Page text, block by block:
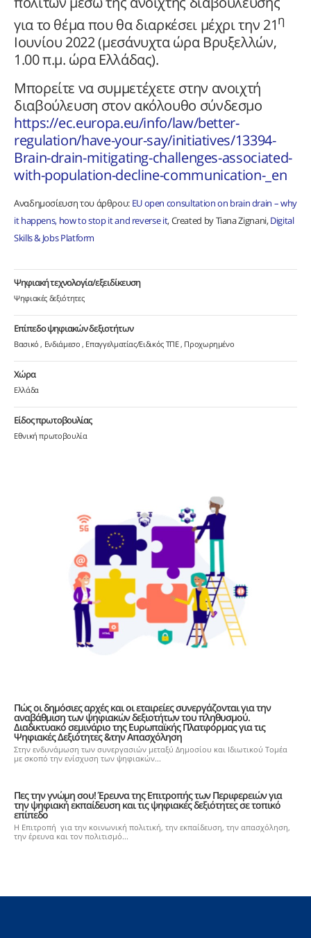
για το θέμα που θα διαρκέσει μέχρι την 21η
Ιουνίου 2022 (μεσάνυχτα ώρα Βρυξελλών,
1.00 π.μ. ώρα Ελλάδας).
Μπορείτε να συμμετέχετε στην ανοιχτή
διαβούλευση στον ακόλουθο σύνδεσμο
https://ec.europa.eu/info/law/better-
regulation/have-your-say/initiatives/13394-
Brain-drain-mitigating-challenges-associated-
with-population-decline-communication-_en
Αναδημοσίευση του άρθρου: EU open consultation on brain drain – why
it happens, how to stop it and reverse it, Created by Tiana Zignani,Digital
Skills & Jobs Platform
Ψηφιακή τεχνολογία/εξειδίκευση
Ψηφιακές δεξιότητες
Επίπεδο ψηφιακών δεξιοτήτων
Βασικό Ενδιάμεσο Επαγγελματίας/Ειδικός ΤΠΕ Προχωρημένο
Χώρα
Ελλάδα
Είδος πρωτοβουλίας
Εθνική πρωτοβουλία
Πώς οι δημόσιες αρχές και οι εταιρείες συνεργάζονται για την
αναβάθμιση των ψηφιακών δεξιοτήτων του πληθυσμού.
Διαδικτυακό σεμινάριο της Ευρωπαϊκής Πλατφόρμας για τις
Ψηφιακές Δεξιότητες &την Απασχόληση
Στην ενδυνάμωση των συνεργασιών μεταξύ Δημοσίου και Ιδιωτικού Τομέα
με σκοπό την ενίσχυση των ψηφιακών...
Πες την γνώμη σου! Έρευνα της Επιτροπής των Περιφερειών για
την ψηφιακή εκπαίδευση και τις ψηφιακές δεξιότητες σε τοπικό
επίπεδο
Η Επιτροπή για την κοινωνική πολιτική, την εκπαίδευση, την απασχόληση,
την έρευνα και τον πολιτισμό...